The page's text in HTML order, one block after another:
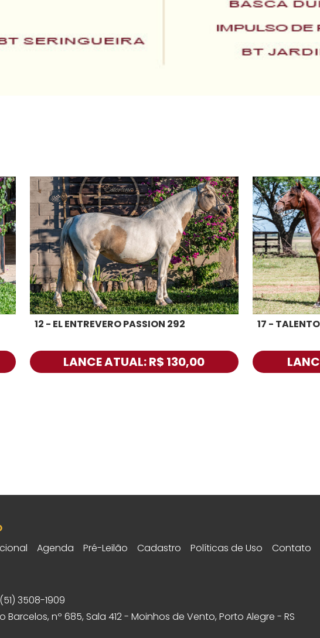
12 - EL ENTREVERO PASSION 292
LANCE ATUAL: R$ 130,00
17 -
Agenda Pré-Leilão Cadastro Políticas de Uso Contato
3508-1909
Barcelos, nº 685, Sala 412 - Moinhos de Vento, Porto Alegre - RS